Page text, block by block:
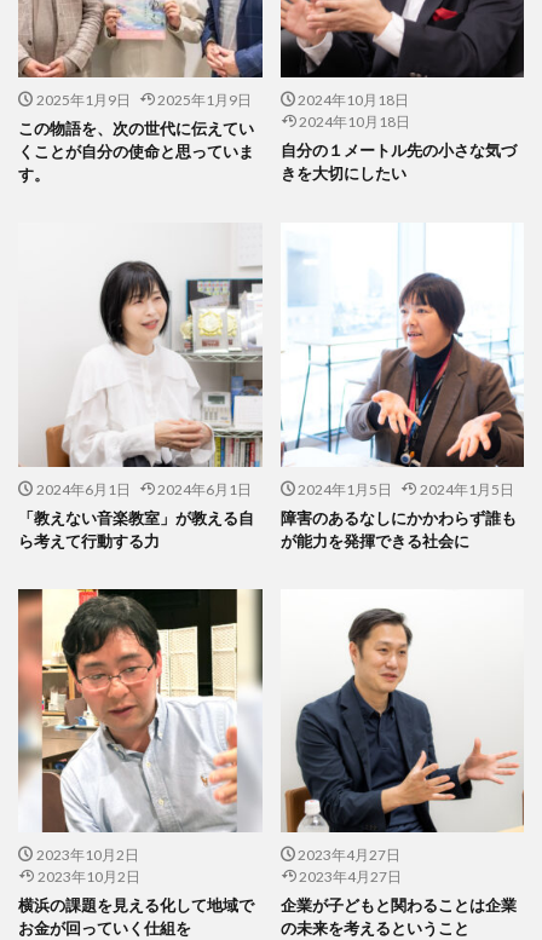
2025年1月9日 2025年1月9日
この物語を、次の世代に伝えてい
くことが自分の使命と思っていま
す。
2024年10月18日
2024年10月18日
自分の１メートル先の小さな気づ
きを大切にしたい
2024年6月1日 2024年6月1日
「教えない音楽教室」が教える自
ら考えて行動する力
2024年1月5日 2024年1月5日
障害のあるなしにかかわらず誰も
が能力を発揮できる社会に
2023年10月2日
2023年10月2日
横浜の課題を見える化して地域で
お金が回っていく仕組を
2023年4月27日
2023年4月27日
企業が子どもと関わることは企業
の未来を考えるということ
漆
演劇 瀬上倫弘
災害
災害時助け合いネットワークミーティング
炭酸泉
無料
無料セミナー 無線綴じ 煙草
熊
熊本地震
爬虫類 版画
特別授業
特大印刷
特攻隊 特攻隊ミュージカル
特殊紙
独立行政法人情報処理推進機構
現代アート
環境
環境の変化
環境への取り組み
環境内部監査
環境印刷
環境改善委員会 環境省
環境経営
環境絵日記
環境負荷 環境負荷低減
環境配慮
環境配慮型インキ
環境配慮製品
甕覗色
生存戦略
生成AI
生成AIパスポート
生成AI活用普及協会
産業クラスター研究会
産業医
産業廃棄物
産業戦略デザイン室
用紙の値上げ
留学生
異動 異常気象
痴漢
白い綿花
白黒反転商品
益子焼
省エネルギー
省資源経営
県印工組
知的財産 知的財産権
知財
研修
研修会 磁青紙 社会
社会の公器
社会人としての基本
社会問題
社会的価値
社会的責任
社会課題 社会課題解決
社会貢献
社会貢献活動
社名変更
神奈川ナブコ
神奈川ロータリークラブ
神奈川区民まつり
神奈川区版区長瓦版